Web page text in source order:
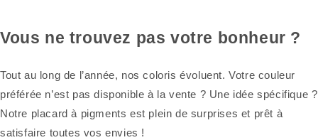
Vous ne trouvez pas votre bonheur ?
Tout au long de l’année, nos coloris évoluent. Votre couleur
préférée n’est pas disponible à la vente ? Une idée spécifique ?
Notre placard à pigments est plein de surprises et prêt à
satisfaire toutes vos envies !